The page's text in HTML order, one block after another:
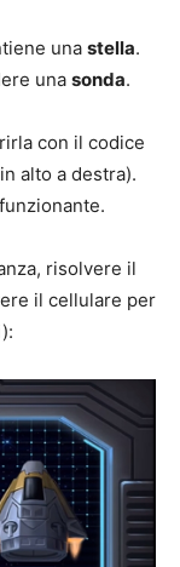
una stella.
una sonda.
con il codice
alto a destra).
risolvere il
il cellulare per